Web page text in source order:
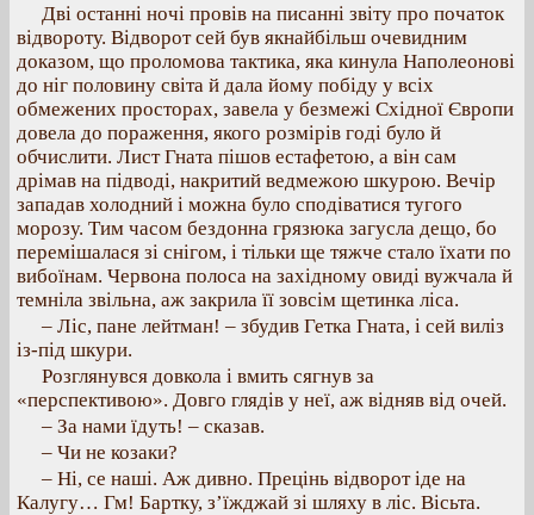
Дві останні ночі провів на писанні звіту про початок
відвороту. Відворот сей був якнайбільш очевидним
доказом, що проломова тактика, яка кинула Наполеонові
до ніг половину світа й дала йому побіду у всіх
обмежених просторах, завела у безмежі Східної Європи
довела до пораження, якого розмірів годі було й
обчислити. Лист Гната пішов естафетою, а він сам
дрімав на підводі, накритий ведмежою шкурою. Вечір
западав холодний і можна було сподіватися тугого
морозу. Тим часом бездонна грязюка загусла дещо, бо
перемішалася зі снігом, і тільки ще тяжче стало їхати по
вибоїнам. Червона полоса на західному овиді вужчала й
темніла звільна, аж закрила її зовсім щетинка ліса.
– Ліс, пане лейтман! – збудив Гетка Гната, і сей виліз
із-під шкури.
Розглянувся довкола і вмить сягнув за
«перспективою». Довго глядів у неї, аж відняв від очей.
– За нами їдуть! – сказав.
– Чи не козаки?
– Ні, се наші. Аж дивно. Прецінь відворот іде на
Калугу… Гм! Бартку, з’їжджай зі шляху в ліс. Вісьта.